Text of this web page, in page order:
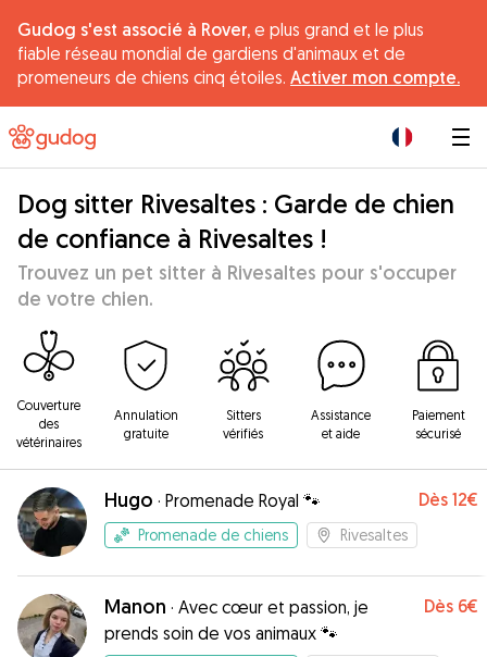
Gudog s'est associé à Rover, e plus grand et le plus
fiable réseau mondial de gardiens d'animaux et de
promeneurs de chiens cinq étoiles. Activer mon compte.
Dog sitter Rivesaltes : Garde de chien
de confiance à Rivesaltes !
Trouvez un pet sitter à Rivesaltes pour s'occuper
de votre chien.
Couverture
des
vétérinaires
Annulation
gratuite
Sitters
vérifiés
Assistance
et aide
Paiement
sécurisé
Hugo · Promenade Royal 🐾 Dès 12€
Promenade de chiens Rivesaltes
Manon · Avec cœur et passion, je
prends soin de vos animaux 🐾
Dès 6€